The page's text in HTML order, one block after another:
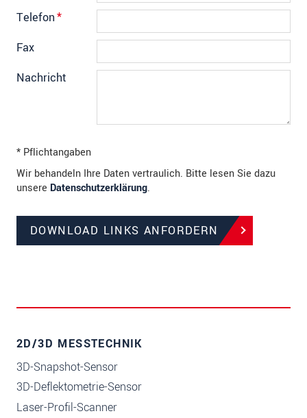
Telefon*
Fax
Nachricht
* Pflichtangaben
Wir behandeln Ihre Daten vertraulich. Bitte lesen Sie dazu
unsere Datenschutzerklärung.
DOWNLOAD LINKS ANFORDERN
2D/3D MESSTECHNIK
3D-Snapshot-Sensor
3D-Deflektometrie-Sensor
Laser-Profil-Scanner